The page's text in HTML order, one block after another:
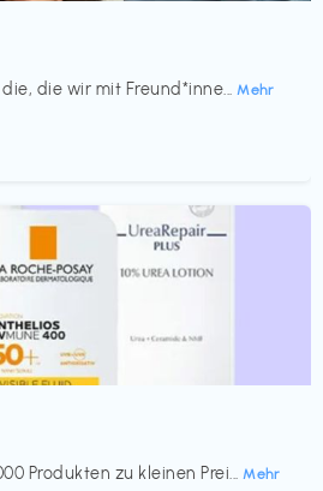
die wir mit Freund*inne... Mehr
Produkten zu kleinen Prei... Mehr